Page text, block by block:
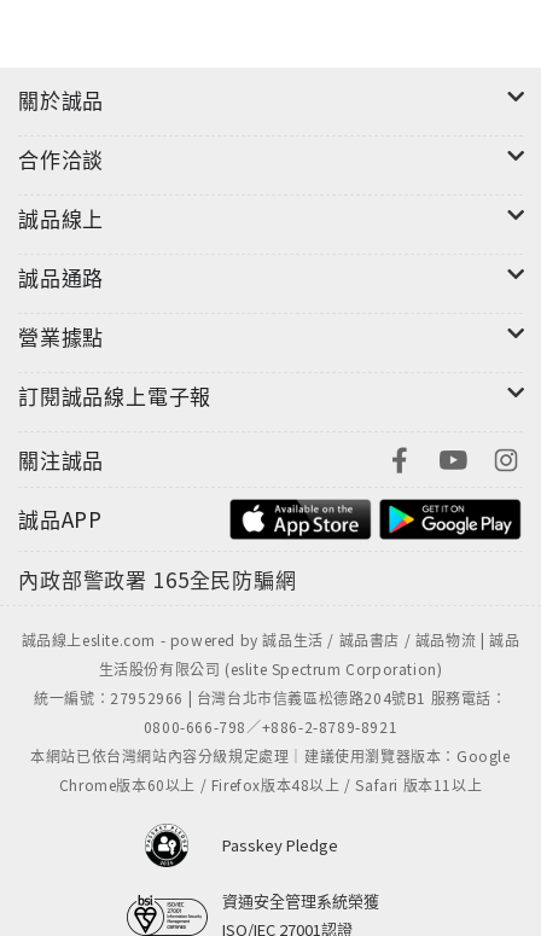
關於誠品
合作洽談
誠品線上
誠品通路
營業據點
訂閱誠品線上電子報
關注誠品
誠品APP
內政部警政署 165全民防騙網
誠品線上eslite.com - powered by 誠品生活 / 誠品書店 / 誠品物流 | 誠品
生活股份有限公司 (eslite Spectrum Corporation)
統一編號：27952966 | 台灣台北市信義區松德路204號B1 服務電話：
0800-666-798／+886-2-8789-8921
本網站已依台灣網站內容分級規定處理｜建議使用瀏覽器版本：Google
Chrome版本60以上 / Firefox版本48以上 / Safari 版本11以上
Passkey Pledge
資通安全管理系統榮獲
ISO/IEC 27001認證